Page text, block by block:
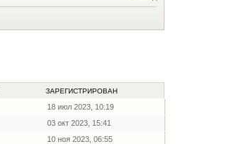
ЗАРЕГИСТРИРОВАН
18 июл 2023, 10:19
03 окт 2023, 15:41
10 ноя 2023, 06:55